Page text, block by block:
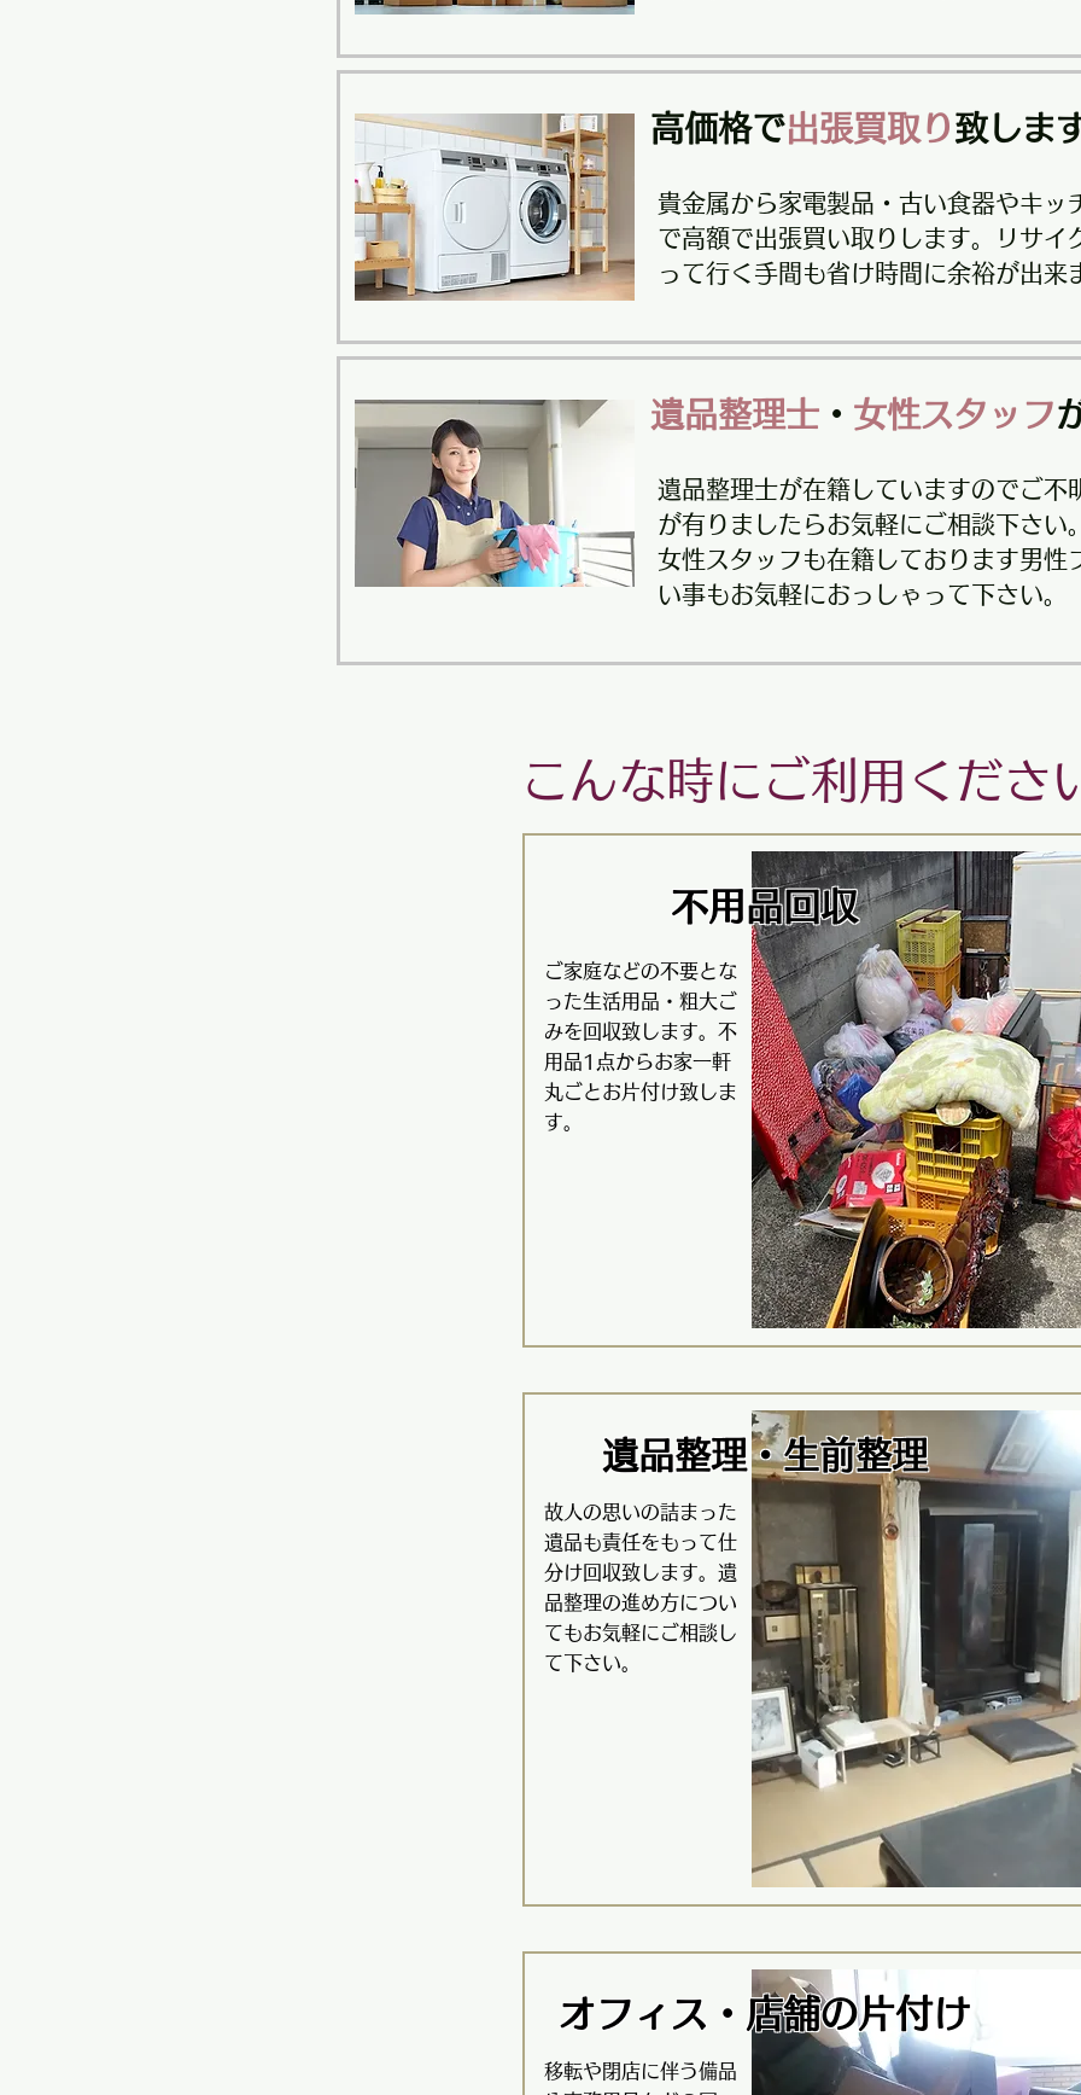
高価格で出張買取り致しま
貴金属から家電製品・古い食器やキッ
で高額で出張買い取りします。リサイ
って行く手間も省け時間に余裕が出来
遺品整理士 ・ 女性スタッフ
遺品整理士が在籍していますのでご不
が有りましたらお気軽にご相談下さい。
女性スタッフも在籍しております男性
い事もお気軽におっしゃって下さい。
こんな時にご利用くださ
ご家庭などの不要とな
った生活用品・粗大ご
みを回収致します。不
用品1点からお家一軒
丸ごとお片付け致しま
す。
不用品回収
故人の思いの詰まった
遺品も責任をもって仕
分け回収致します。遺
品整理の進め方につい
てもお気軽にご相談し
て下さい。
遺品整理・生前整理
移転や閉店に伴う備品
オフィス・ ​店舗の片付け